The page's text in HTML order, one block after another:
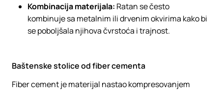
Kombinacija materijala: Ratan se često
kombinuje sa metalnim ili drvenim okvirima kako bi
se poboljšala njihova čvrstoća i trajnost.
Baštenske stolice od fiber cementa
Fiber cement je materijal nastao kompresovanjem